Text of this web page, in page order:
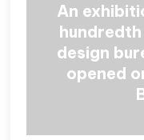
An
design
opened